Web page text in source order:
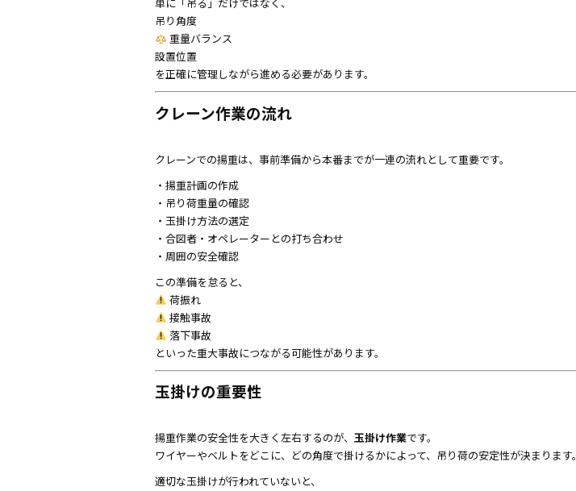
単に「吊る」だけではなく、
吊り角度
重量バランス
設置位置
を正確に管理しながら進める必要があります。
クレーン作業の流れ
クレーンでの揚重は、事前準備から本番までが一連の流れとして重要です。
・揚重計画の作成
・吊り荷重量の確認
・玉掛け方法の選定
・合図者・オペレーターとの打ち合わせ
・周囲の安全確認
この準備を怠ると、
荷振れ
接触事故
落下事故
といった重大事故につながる可能性があります。
玉掛けの重要性
揚重作業の安全性を大きく左右するのが、 玉掛け作業です。
ワイヤーやベルトをどこに、どの角度で掛けるかによって、吊り荷の安定性が決まります。
適切な玉掛けが行われていないと、